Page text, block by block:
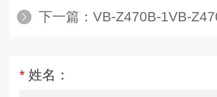
下一篇： VB-Z470B-1VB-
* 姓名：